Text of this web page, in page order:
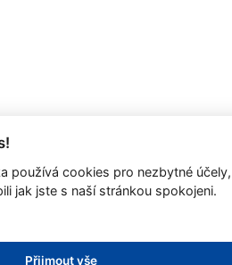
používá cookies pro nezbytné
jak jste s naší stránkou spokojeni.
Přijmout vše